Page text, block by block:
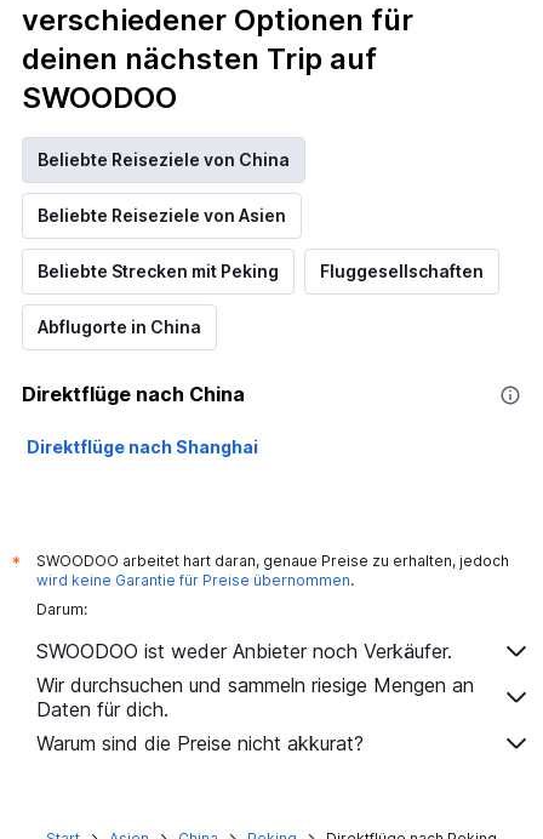
verschiedener Optionen für
deinen nächsten Trip auf
SWOODOO
Beliebte Reiseziele von China
Beliebte Reiseziele von Asien
Beliebte Strecken mit Peking Fluggesellschaften
Abflugorte in China
Direktflüge nach China
Direktflüge nach Shanghai
*
SWOODOO arbeitet hart daran, genaue Preise zu erhalten, jedoch
wird keine Garantie für Preise übernommen.
Darum:
SWOODOO ist weder Anbieter noch Verkäufer.
Wir durchsuchen und sammeln riesige Mengen an
Daten für dich.
Warum sind die Preise nicht akkurat?